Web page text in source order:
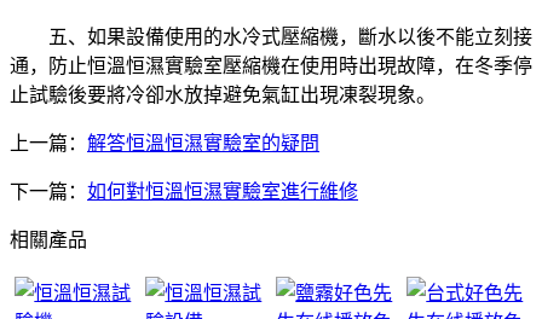
五、如果設備使用的水冷式壓縮機，斷水以後不能立刻接
通，防止恒溫恒濕實驗室壓縮機在使用時出現故障，在冬季停
止試驗後要將冷卻水放掉避免氣缸出現凍裂現象。
上一篇： 解答恒溫恒濕實驗室的疑問
下一篇： 如何對恒溫恒濕實驗室進行維修
相關產品